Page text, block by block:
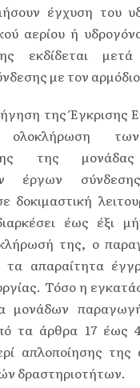
έγχυση του
αερίου ή
εκδίδεται
με τον αρμόδιο
της Έγκρισης
της
έργων
δοκιμαστική
έως έξι
της, ο
τα απαραίτητα
Τόσο η
μονάδων
τα άρθρα 17 έως
απλοποίησης της
δραστηριοτήτων.